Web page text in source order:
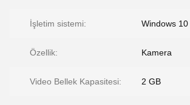
İşletim sistemi: Windows 10
Özellik: Kamera
Video Bellek Kapasitesi: 2 GB